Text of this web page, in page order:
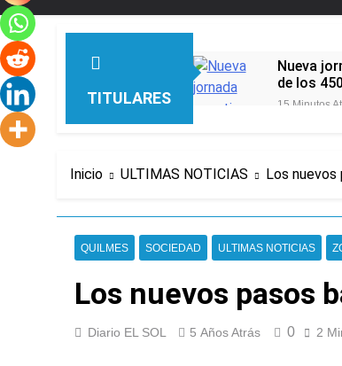
TITULARES
Nueva
de los
15 Minutos
Día
El frío
2 Horas Atrás
El
3 Horas Atrás
14 Horas
Inicio ULTIMAS NOTICIAS Los nuevos
QUILMES SOCIEDAD ULTIMAS NOTICIAS
Los nuevos pasos
Diario EL SOL 5 Años Atrás 0 2